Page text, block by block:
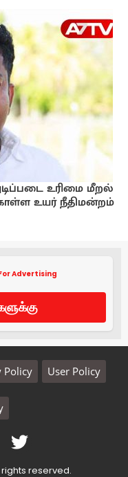
உரிமை மீறல்
உயர் நீதிமன்றம்
Advertising
Policy User Policy
rights reserved.